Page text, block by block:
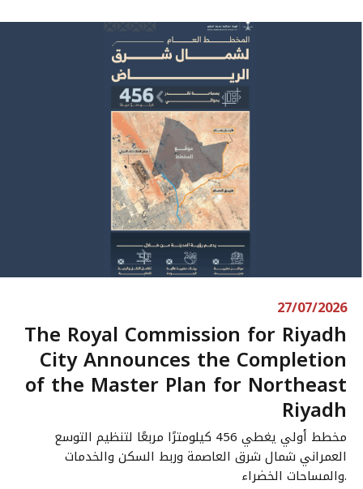
27/07/2026
The Royal Commission for Riyadh
City Announces the Completion
of the Master Plan for Northeast
Riyadh
مخطط أولي يغطي 456 كيلومترًا مربعًا لتنظيم التوسع
العمراني شمال شرق العاصمة وربط السكن والخدمات
والمساحات الخضراء.